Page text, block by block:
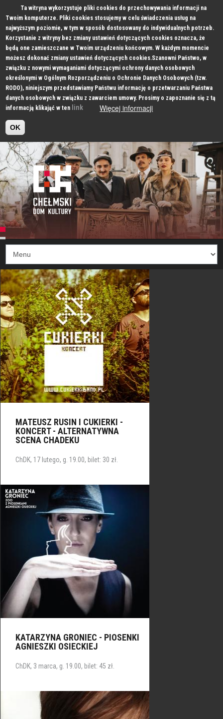
Ta witryna wykorzystuje pliki cookies do przechowywania informacji na
Twoim komputerze. Pliki cookies stosujemy w celu świadczenia usług na
najwyższym poziomie, w tym w sposób dostosowany do indywidualnych potrzeb.
Korzystanie z witryny bez zmiany ustawień dotyczących cookies oznacza, że
będą one zamieszczane w Twoim urządzeniu końcowym. W każdym momencie
możesz dokonać zmiany ustawień dotyczących cookies.Szanowni Państwo, w
związku z nowymi wymaganiami dotyczącymi ochrony danych osobowych
określonymi w Ogólnym Rozporządzeniu o Ochronie Danych Osobowych (tzw.
RODO), niniejszym przedstawiamy Państwu informację o przetwarzaniu Państwa
danych osobowych w związku z zawarciem umowy. Prosimy o zapoznanie się z tą
informacją klikająć w ten link Więcej informacji
OK
MATEUSZ RUSIN I CUKIERKI -
KONCERT - ALTERNATYWNA
SCENA CHADEKU
ChDK, 17 lutego, g. 19.00, bilet: 30 zł.
KATARZYNA GRONIEC - PIOSENKI
AGNIESZKI OSIECKIEJ
ChDK, 3 marca, g. 19.00, bilet: 45 zł.